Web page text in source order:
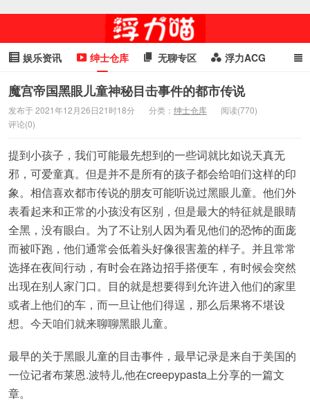
娱乐资讯 绅士仓库 无聊专区 浮力ACG
浮力GIF 明星头条 浮力资讯 头条女神 萌妹专区
cosplay
魔宫帝国黑眼儿童神秘目击事件的都市传说
发布于 2021年12月26日21时18分 分类： 绅士仓库
阅读(770)
评论(0)
提到小孩子，我们可能最先想到的一些词就比如说天真无
邪，可爱童真。但是并不是所有的孩子都会给咱们这样的印
象。相信喜欢都市传说的朋友可能听说过黑眼儿童。他们外
表看起来和正常的小孩没有区别，但是最大的特征就是眼睛
全黑，没有眼白。为了不让别人因为看见他们的恐怖的面庞
而被吓跑，他们通常会低着头好像很害羞的样子。并且常常
选择在夜间行动，有时会在路边招手搭便车，有时候会突然
出现在别人家门口。目的就是想要得到允许进入他们的家里
或者上他们的车，而一旦让他们得逞，那么后果将不堪设
想。今天咱们就来聊聊黑眼儿童。
最早的关于黑眼儿童的目击事件，最早记录是来自于美国的
一位记者布莱恩.波特儿,他在creepypasta上分享的一篇文
章。